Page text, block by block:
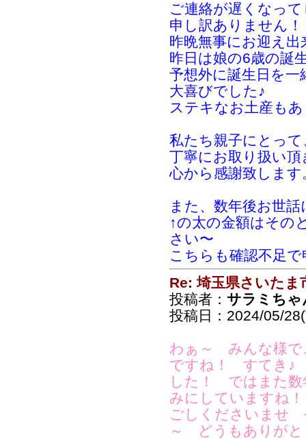
ご連絡が遅くなっ
申し訳ありません！
昨晩無事にお迎え出
昨日は娘の6歳の誕
予想外に誕生日を
大喜びでした♪
ステキなお土産も
私たち親子にとっ
丁寧にお取り扱い
心から感謝致します
また、数年後お世
↑の太の金額はその
さい〜
こちらも確認不足
Re: 埼玉県さいたま
投稿者： サラミちゃ
投稿日：2024/05/
わぁ～ みんな様で
ですね！ すてき♪
した！ ではまた数
みにしていますね
ごしくださいませ
～ どうもありがと